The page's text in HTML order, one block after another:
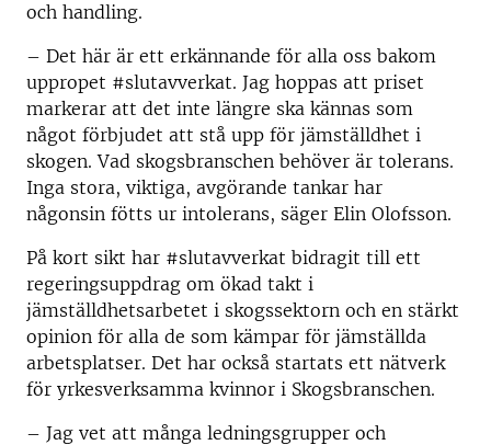
och handling.
– Det här är ett erkännande för alla oss bakom
uppropet #slutavverkat. Jag hoppas att priset
markerar att det inte längre ska kännas som
något förbjudet att stå upp för jämställdhet i
skogen. Vad skogsbranschen behöver är tolerans.
Inga stora, viktiga, avgörande tankar har
någonsin fötts ur intolerans, säger Elin Olofsson.
På kort sikt har #slutavverkat bidragit till ett
regeringsuppdrag om ökad takt i
jämställdhetsarbetet i skogssektorn och en stärkt
opinion för alla de som kämpar för jämställda
arbetsplatser. Det har också startats ett nätverk
för yrkesverksamma kvinnor i Skogsbranschen.
– Jag vet att många ledningsgrupper och